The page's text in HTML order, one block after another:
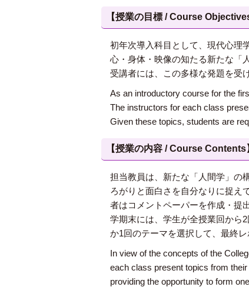
【授業の目標 / Course Objectives
初年次導入科目として、現代心理
心・身体・映像の知たる新たな「
受講者には、この多様な発題を受
As an introductory course for the
The instructors for each class
Given these topics, students are
【授業の内容 / Course Contents
担当教員は、新たな「人間学」の
ろがりと面白さを自分なりに捉え
者はコメントペーパーを作成・提
学期末には、学生が全授業回から
か1回のテーマを選択して、最終レ
In view of the concepts of the
each class present topics from
providing the opportunity to form